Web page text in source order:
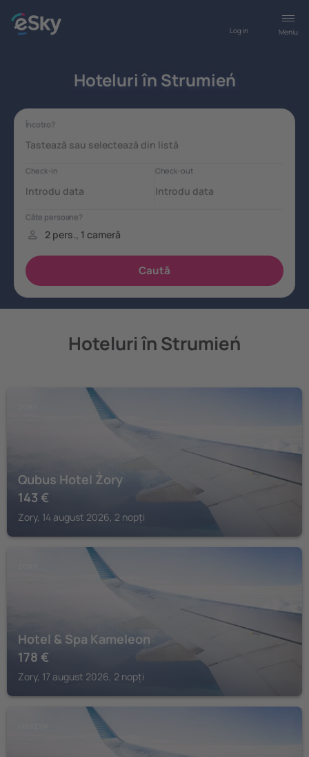
Meniu
Log in
Hoteluri în Strumień
Hoteluri în Strumień
Qubus Hotel Żory
143 €
Zory, 14 august 2026, 2 nopți
Hotel & Spa Kameleon
178 €
Zory, 17 august 2026, 2 nopți